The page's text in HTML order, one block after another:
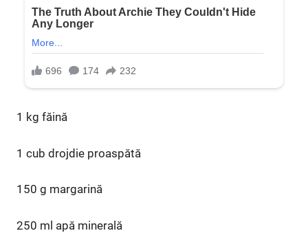
1 kg făină
1 cub drojdie proaspătă
150 g margarină
250 ml apă minerală